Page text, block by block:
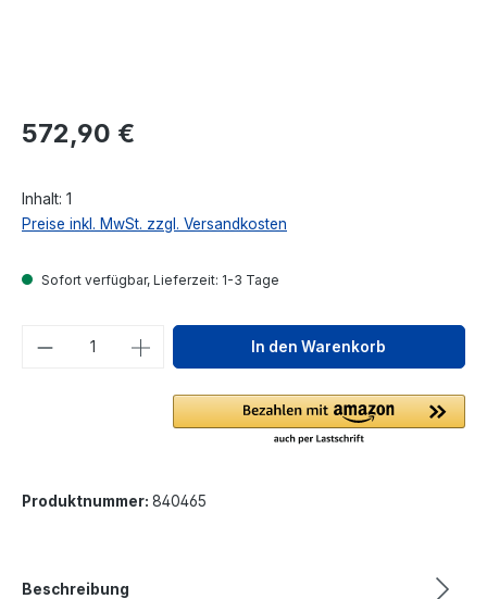
Regulärer Preis:
572,90 €
Inhalt: 1
Preise inkl. MwSt. zzgl. Versandkosten
Sofort verfügbar, Lieferzeit: 1-3 Tage
Produkt Anzahl: Gib denIn den Warenkorb
Produktnummer: 840465
Beschreibung